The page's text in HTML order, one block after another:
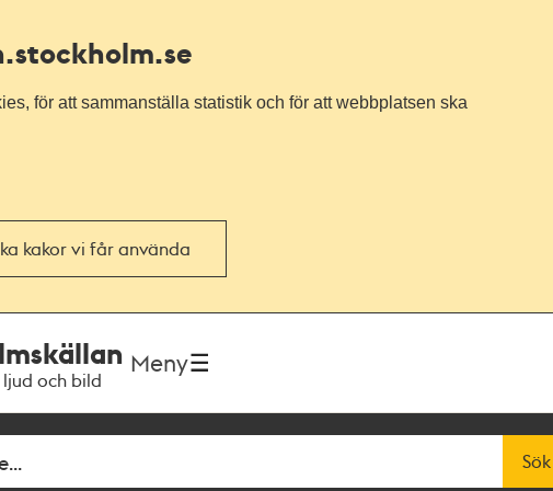
.stockholm.se
för att sammanställa statistik och för att webbplatsen ska
kakor vi får använda
och bild
Meny
Sök